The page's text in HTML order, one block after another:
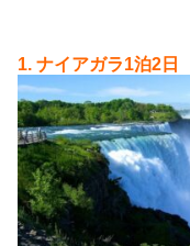
1. ナイアガラ1泊2日